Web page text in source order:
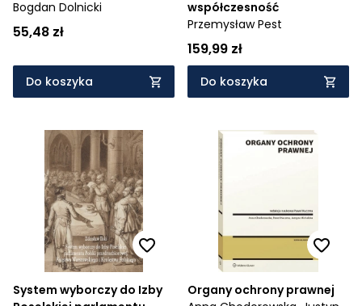
Bogdan Dolnicki
55,48 zł
Do koszyka
współczesność
Przemysław Pest
159,99 zł
Do koszyka
System wyborczy do Izby
Organy ochrony prawnej